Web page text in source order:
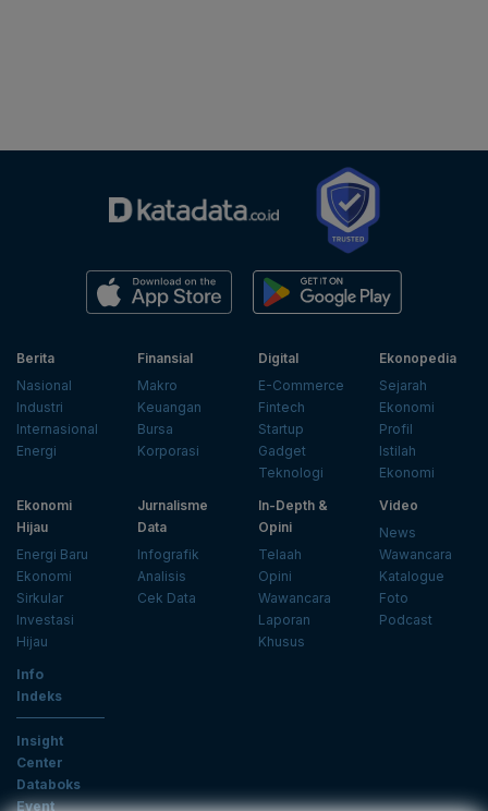
Berita
Nasional
Industri
Internasional
Energi
Finansial
Makro
Keuangan
Bursa
Korporasi
Digital
E-Commerce
Fintech
Startup
Gadget
Teknologi
Ekonopedia
Sejarah
Ekonomi
Profil
Istilah
Ekonomi
Ekonomi
Hijau
Energi Baru
Ekonomi
Sirkular
Investasi
Hijau
Jurnalisme
Data
Infografik
Analisis
Cek Data
In-Depth &
Opini
Telaah
Opini
Wawancara
Laporan
Khusus
Video
News
Wawancara
Katalogue
Foto
Podcast
Info
Indeks
Insight
Center
Databoks
Event